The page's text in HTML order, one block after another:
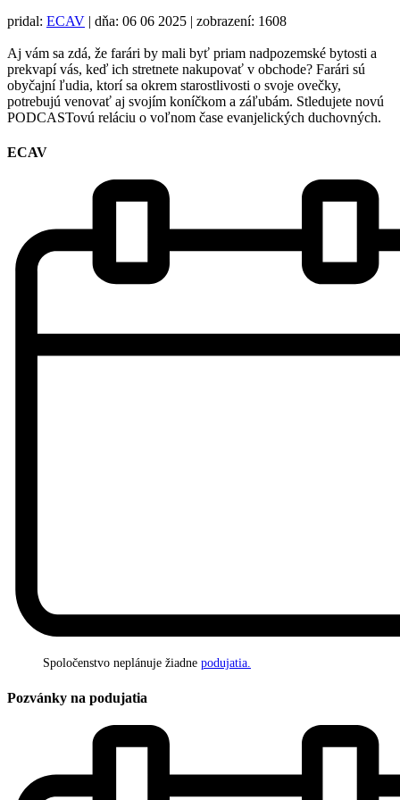
pridal: ECAV | dňa: 06 06 2025 | zobrazení: 1608
Aj vám sa zdá, že farári by mali byť priam nadpozemské bytosti a
prekvapí vás, keď ich stretnete nakupovať v obchode? Farári sú
obyčajní ľudia, ktorí sa okrem starostlivosti o svoje ovečky,
potrebujú venovať aj svojím koníčkom a záľubám. Stledujete novú
PODCASTovú reláciu o voľnom čase evanjelických duchovných.
ECAV
Spoločenstvo neplánuje žiadne podujatia.
Pozvánky na podujatia